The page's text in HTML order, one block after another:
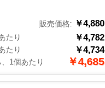
販売価格: ￥4,880
たり ￥4,782
たり ￥4,734
1個あたり ￥4,685